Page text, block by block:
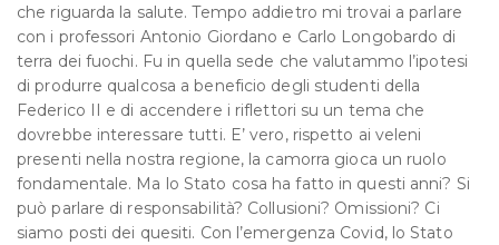
che riguarda la salute. Tempo addietro mi trovai a parlare
con i professori Antonio Giordano e Carlo Longobardo di
terra dei fuochi. Fu in quella sede che valutammo l’ipotesi
di produrre qualcosa a beneficio degli studenti della
Federico II e di accendere i riflettori su un tema che
dovrebbe interessare tutti. E’ vero, rispetto ai veleni
presenti nella nostra regione, la camorra gioca un ruolo
fondamentale. Ma lo Stato cosa ha fatto in questi anni? Si
può parlare di responsabilità? Collusioni? Omissioni? Ci
siamo posti dei quesiti. Con l’emergenza Covid, lo Stato